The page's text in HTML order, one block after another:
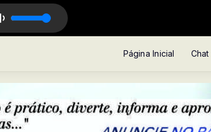
Revolta Dos Dandis Part II
Página Inicial Chat